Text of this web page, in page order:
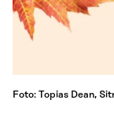
Foto: Topias Dean,